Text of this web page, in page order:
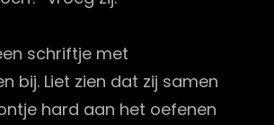
schriftje met
bij. Liet zien dat zij samen
hard aan het oefenen